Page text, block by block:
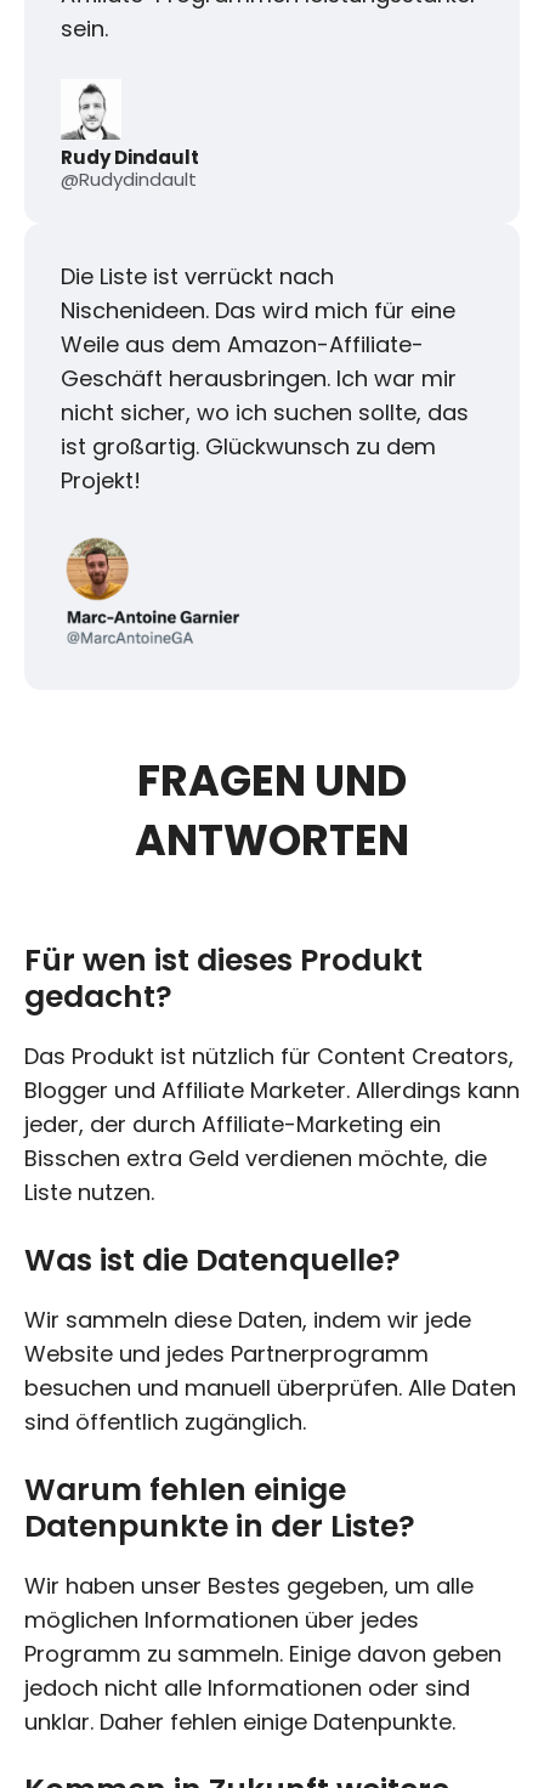
sein.
Rudy Dindault
@Rudydindault
Die Liste ist verrückt nach
Nischenideen. Das wird mich für eine
Weile aus dem Amazon-Affiliate-
Geschäft herausbringen. Ich war mir
nicht sicher, wo ich suchen sollte, das
ist großartig. Glückwunsch zu dem
Projekt!
FRAGEN UND
ANTWORTEN
Für wen ist dieses Produkt
gedacht?
Das Produkt ist nützlich für Content Creators,
Blogger und Affiliate Marketer. Allerdings kann
jeder, der durch Affiliate-Marketing ein
Bisschen extra Geld verdienen möchte, die
Liste nutzen.
Was ist die Datenquelle?
Wir sammeln diese Daten, indem wir jede
Website und jedes Partnerprogramm
besuchen und manuell überprüfen. Alle Daten
sind öffentlich zugänglich.
Warum fehlen einige
Datenpunkte in der Liste?
Wir haben unser Bestes gegeben, um alle
möglichen Informationen über jedes
Programm zu sammeln. Einige davon geben
jedoch nicht alle Informationen oder sind
unklar. Daher fehlen einige Datenpunkte.